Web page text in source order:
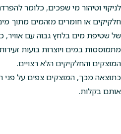
לניקוי וטיהור מי שפכים, כלומר
חלקיקים או חומרים מזהמים מתוך
של שטיפת מים בלחץ גבוה עם אוויר,
מתמוססות במים ויוצרות בועות
המוצקים והחלקיקים הלא רצויים.
כתוצאה מכך, המוצקים צפים על פני
אותם בקלות.